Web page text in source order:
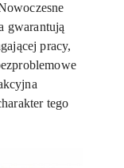
gwarantują
pracy,
tego